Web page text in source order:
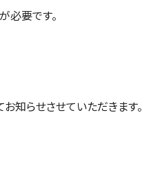
要です。
知らせさせていただきます。